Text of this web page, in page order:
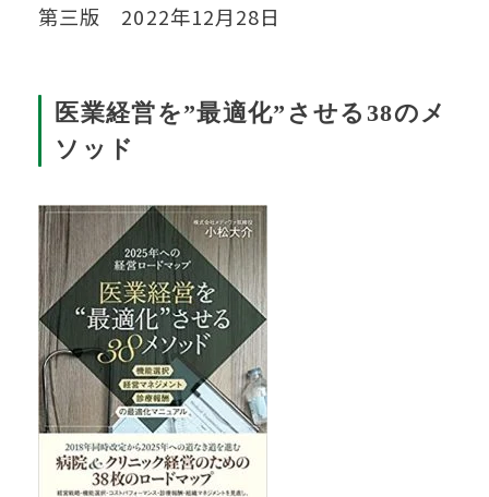
第三版 2022年12月28日
医業経営を”最適化”させる38のメ
ソッド